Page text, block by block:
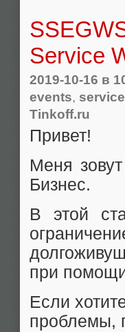
Service
2019-10-16 в
events,
Tinkoff.ru
Привет!
Меня
Бизнес.
В этой
при
Если
проблемы,